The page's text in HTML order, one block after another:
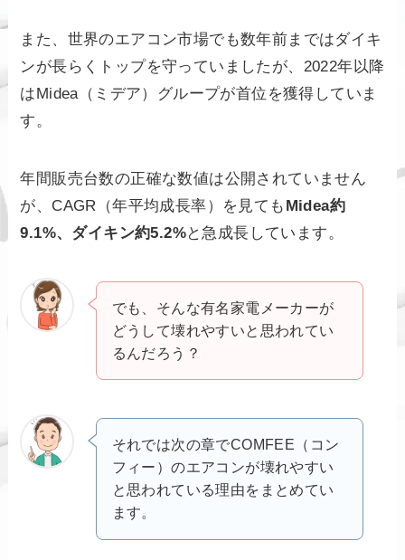
また、世界のエアコン市場でも数年前まではダイキ
ンが長らくトップを守っていましたが、2022年以降
はMidea（ミデア）グループが首位を獲得していま
す。
年間販売台数の正確な数値は公開されていません
が、CAGR（年平均成長率）を見ても Midea約
9.1%、ダイキン約5.2%と急成長しています。
でも、そんな有名家電メーカーが
どうして壊れやすいと思われてい
るんだろう？
それでは次の章でCOMFEE（コン
フィー）のエアコンが壊れやすい
と思われている理由をまとめてい
ます。